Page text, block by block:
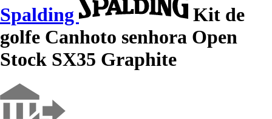
Spalding
Kit de
golfe Canhoto senhora Open
Stock SX35 Graphite